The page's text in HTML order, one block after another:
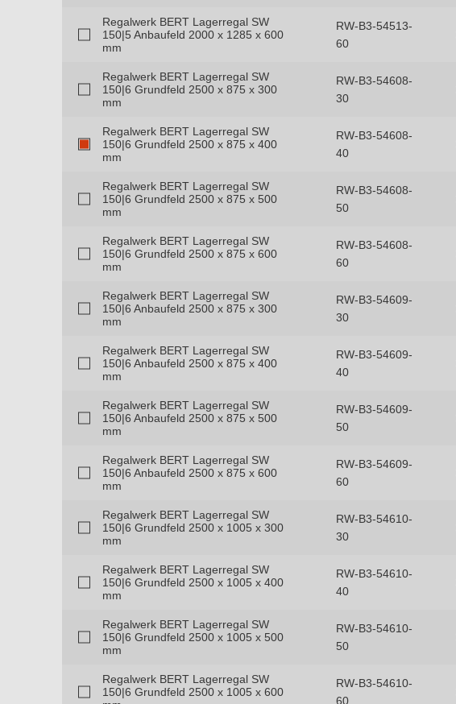
Regalwerk BERT Lagerregal SW
150|5 Anbaufeld 2000 x 1285 x 600
mm
RW-B3-54513-
60
Regalwerk BERT Lagerregal SW
150|6 Grundfeld 2500 x 875 x 300
mm
RW-B3-54608-
30
Regalwerk BERT Lagerregal SW
150|6 Grundfeld 2500 x 875 x 400
mm
RW-B3-54608-
40
Regalwerk BERT Lagerregal SW
150|6 Grundfeld 2500 x 875 x 500
mm
RW-B3-54608-
50
Regalwerk BERT Lagerregal SW
150|6 Grundfeld 2500 x 875 x 600
mm
RW-B3-54608-
60
Regalwerk BERT Lagerregal SW
150|6 Anbaufeld 2500 x 875 x 300
mm
RW-B3-54609-
30
Regalwerk BERT Lagerregal SW
150|6 Anbaufeld 2500 x 875 x 400
mm
RW-B3-54609-
40
Regalwerk BERT Lagerregal SW
150|6 Anbaufeld 2500 x 875 x 500
mm
RW-B3-54609-
50
Regalwerk BERT Lagerregal SW
150|6 Anbaufeld 2500 x 875 x 600
mm
RW-B3-54609-
60
Regalwerk BERT Lagerregal SW
150|6 Grundfeld 2500 x 1005 x 300
mm
RW-B3-54610-
30
Regalwerk BERT Lagerregal SW
150|6 Grundfeld 2500 x 1005 x 400
mm
RW-B3-54610-
40
Regalwerk BERT Lagerregal SW
150|6 Grundfeld 2500 x 1005 x 500
mm
RW-B3-54610-
50
Regalwerk BERT Lagerregal SW
150|6 Grundfeld 2500 x 1005 x 600
RW-B3-54610-
60